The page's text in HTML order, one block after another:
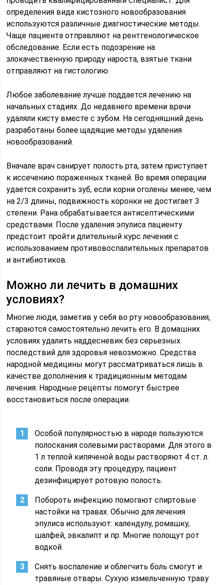
определения вида кистозного новообразования
используются различные диагностические методы.
Чаще пациента отправляют на рентгенологическое
обследование. Если есть подозрение на
злокачественную природу нароста, взятые ткани
отправляют на гистологию.
Любое заболевание лучше поддается лечению на
начальных стадиях. До недавнего времени врачи
удаляли кисту вместе с зубом. На сегодняшний день
разработаны более щадящие методы удаления
новообразований.
Вначале врач санирует полость рта, затем приступает
к иссечению пораженных тканей. Во время операции
удается сохранить зуб, если корни оголены менее, чем
на 2/3 длины, подвижность коронки не достигает 3
степени. Рана обрабатывается антисептическими
средствами. После удаления эпулиса пациенту
предстоит пройти длительный курс лечения с
использованием противовоспалительных препаратов
и антибиотиков.
Можно ли лечить в домашних
условиях?
Многие люди, заметив у себя во рту новообразования,
стараются самостоятельно лечить его. В домашних
условиях удалить наддесневик без серьезных
последствий для здоровья невозможно. Средства
народной медицины могут рассматриваться лишь в
качестве дополнения к традиционным методам
лечения. Народные рецепты помогут быстрее
восстановиться после операции.
Особой популярностью в народе пользуются
полоскания солевыми растворами. Для этого в
1 л теплой кипяченой воды растворяют 4 ст. л.
соли. Проводя эту процедуру, пациент
дезинфицирует ротовую полость.
Побороть инфекцию помогают спиртовые
настойки на травах. Обычно для лечения
эпулиса используют: календулу, ромашку,
шалфей, эвкалипт и пр. Многие полощут рот
водкой.
Снять воспаление и облегчить боль смогут и
травяные отвары. Сухую измельченную траву